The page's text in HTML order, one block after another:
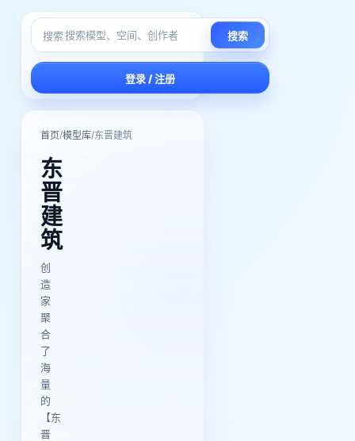
搜索 搜索
登录 / 注册
首页/模型库/东晋建筑
东
晋
建
筑
创
造
家
聚
合
了
海
量
的
【东
晋